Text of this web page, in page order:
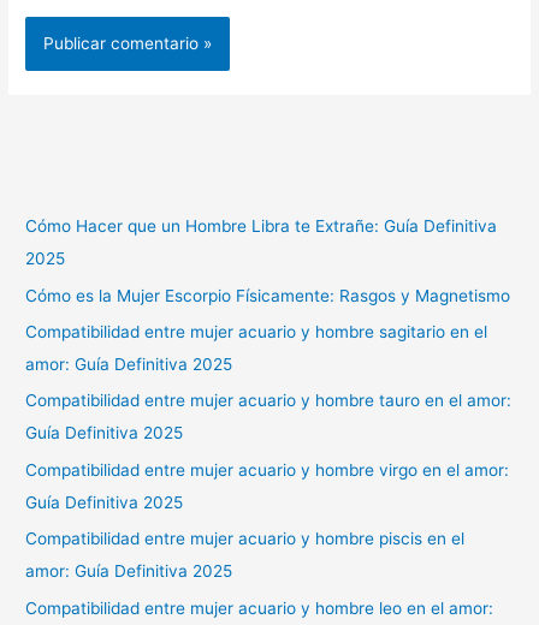
Cómo Hacer que un Hombre Libra te Extrañe: Guía Definitiva
2025
Cómo es la Mujer Escorpio Físicamente: Rasgos y Magnetismo
Compatibilidad entre mujer acuario y hombre sagitario en el
amor: Guía Definitiva 2025
Compatibilidad entre mujer acuario y hombre tauro en el amor:
Guía Definitiva 2025
Compatibilidad entre mujer acuario y hombre virgo en el amor:
Guía Definitiva 2025
Compatibilidad entre mujer acuario y hombre piscis en el
amor: Guía Definitiva 2025
Compatibilidad entre mujer acuario y hombre leo en el amor: